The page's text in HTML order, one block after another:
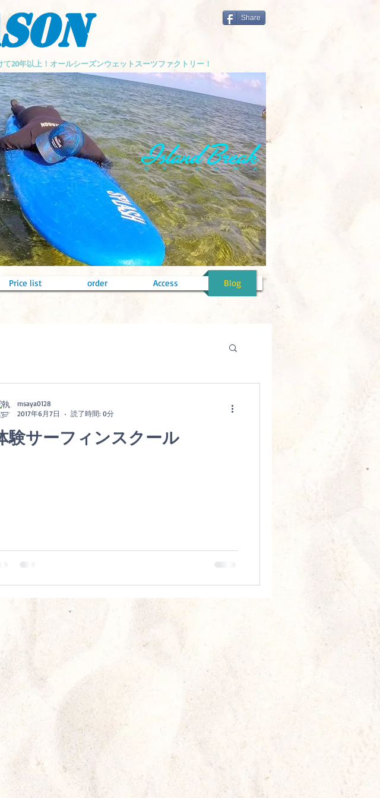
20年以上！オールシーズンウェットスーツファクトリー！
Share
験サーフィンスクール
msaya0128
2017年6月7日
読了時間: 0分
Price list order Access Blog